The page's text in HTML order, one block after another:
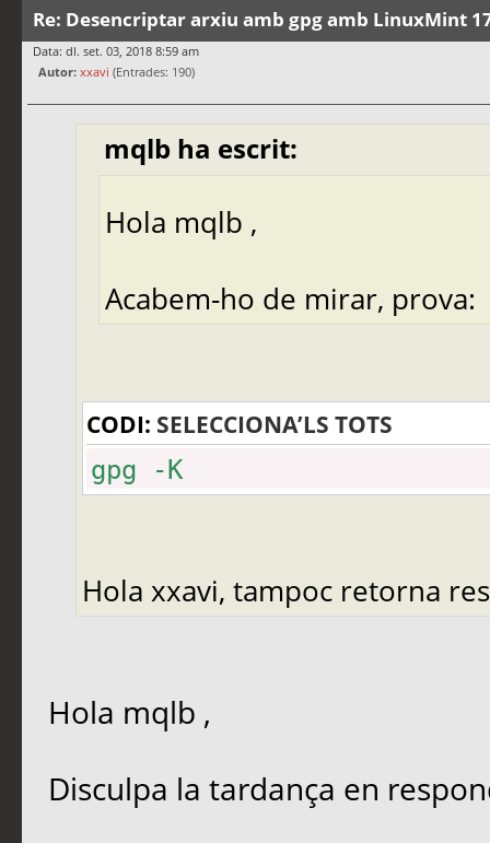
Re: Desencriptar arxiu amb gpg amb LinuxMint
Data: dl. set. 03, 2018 8:59 am
Autor: xxavi (Entrades: 190)
mqlb ha escrit:
Hola mqlb ,
Acabem-ho de mirar, prova:
CODI: SELECCIONA’LS TOTS
gpg -K
Hola xxavi, tampoc retorna
Hola mqlb ,
Disculpa la tardança en